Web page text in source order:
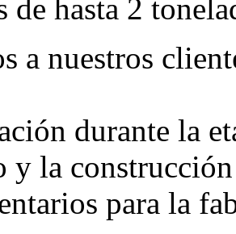
de hasta 2
a nuestros
durante la
y la
para la